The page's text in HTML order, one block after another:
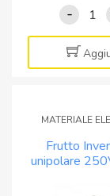
-
250V
16A
unipolare
Astra
quantità
MATERIALE
Frutto
unipolare